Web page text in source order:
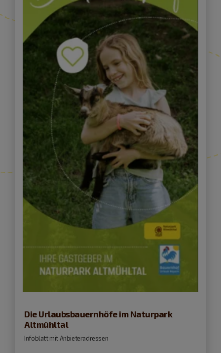
Die Urlaubsbauernhöfe im Naturpark
Altmühltal
Infoblatt mit Anbieteradressen